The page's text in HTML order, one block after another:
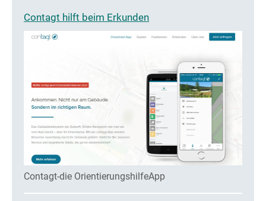
Contagt hilft beim Erkunden
Contagt-die OrientierungshilfeApp